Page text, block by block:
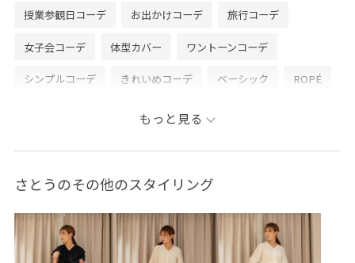
授業参観日コーデ お出かけコーデ 旅行コーデ
女子会コーデ 体型カバー ワントーンコーデ
シンプルコーデ きれいめコーデ ベーシック ROPÉ
混合 高身長
財布/小物 バンダナ/スカーフ アクセサリー
GGX86110 GGZ25010 2025セレモニー
もっと見る
さとうのその他のスタイリング